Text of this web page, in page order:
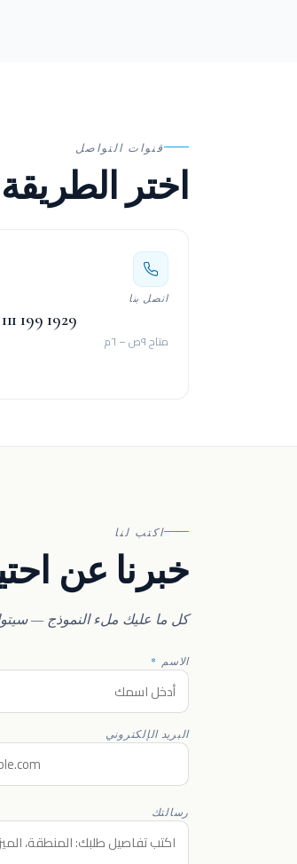
قنوات التواصل
اختر
اتصل بنا
199 1929
متاح ٩ص – ٦م
اكتب لنا
خبرنا عن
كل ما عليك ملء النموذج —
الاسم *
البريد الإلكتروني
رسالتك